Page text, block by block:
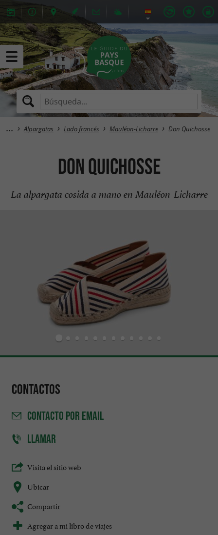
Alpargatas Lado francés Mauléon-Licharre Don Quichosse
Don Quichosse
La alpargata cosida a mano en Mauléon-Licharre
Contactos
CONTACTO POR EMAIL
LLAMAR
Visita el sitio web
Ubicar
Compartir
Agregar a mi libro de viajes